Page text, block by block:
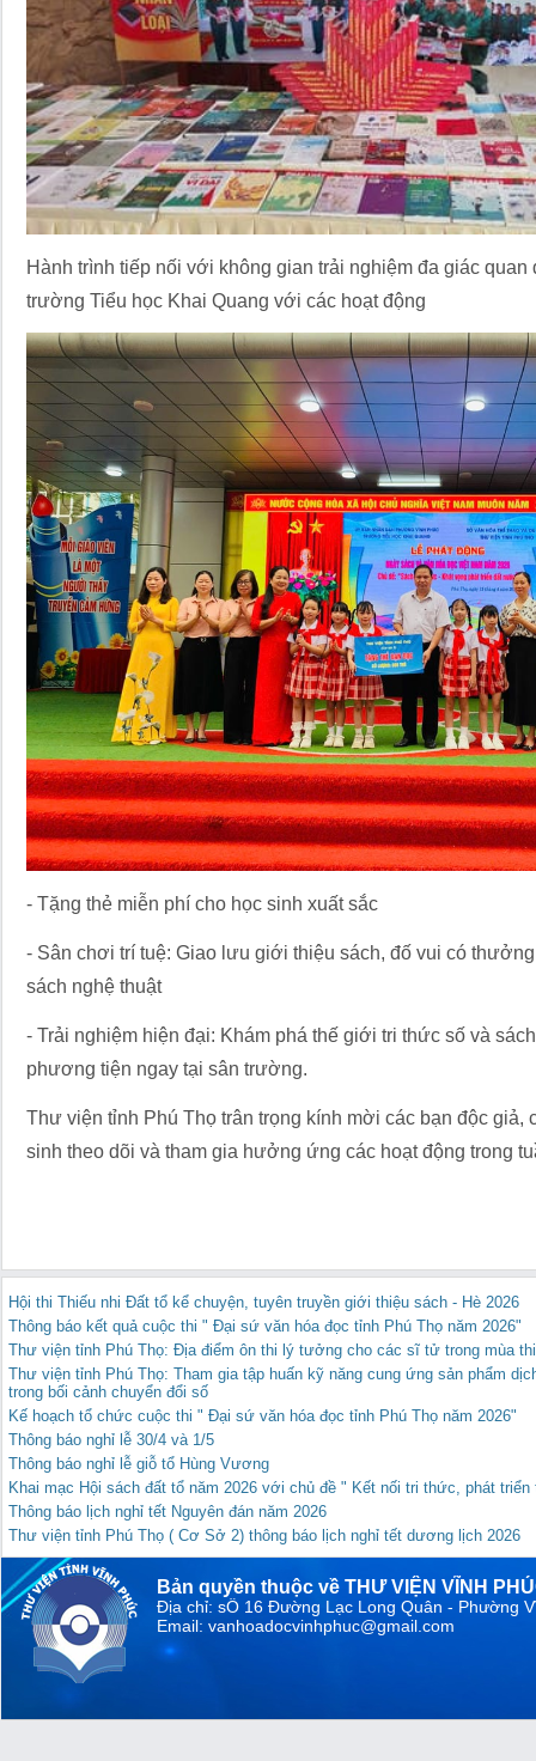
Hành trình tiếp nối với không gian trải nghiệm đa giác quan
trường Tiểu học Khai Quang với các hoạt động
- Tặng thẻ miễn phí cho học sinh xuất sắc
- Sân chơi trí tuệ: Giao lưu giới thiệu sách, đố vui có
sách nghệ thuật
- Trải nghiệm hiện đại: Khám phá thế giới tri thức số và
phương tiện ngay tại sân trường.
Thư viện tỉnh Phú Thọ trân trọng kính mời các bạn độc giả,
sinh theo dõi và tham gia hưởng ứng các hoạt động trong
Hội thi Thiếu nhi Đất tổ kể chuyện, tuyên truyền giới thiệu sách - Hè 2026
Thông báo kết quả cuộc thi " Đại sứ văn hóa đọc tỉnh Phú Thọ năm 2026"
Thư viện tỉnh Phú Thọ: Địa điểm ôn thi lý tưởng cho các sĩ tử trong mùa
Thư viện tỉnh Phú Thọ: Tham gia tập huấn kỹ năng cung ứng sản phẩm
trong bối cảnh chuyển đổi số
Kế hoạch tổ chức cuộc thi " Đại sứ văn hóa đọc tỉnh Phú Thọ năm 2026"
Thông báo nghỉ lễ 30/4 và 1/5
Thông báo nghỉ lễ giỗ tổ Hùng Vương
Khai mạc Hội sách đất tổ năm 2026 với chủ đề " Kết nối tri thức, phát
Thông báo lịch nghỉ tết Nguyên đán năm 2026
Thư viện tỉnh Phú Thọ ( Cơ Sở 2) thông báo lịch nghỉ tết dương lịch 2026
Bản quyền thuộc về THƯ VIỆN VĨNH
Địa chỉ: sỐ 16 Đường Lạc Long Quân - Phường
Email: vanhoadocvinhphuc@gmail.com